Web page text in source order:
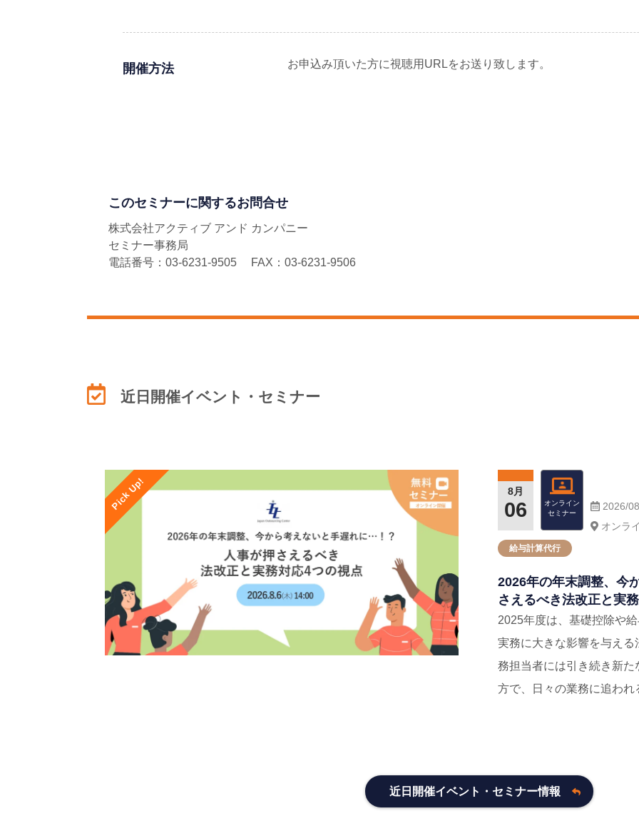
開催方法 お申込み頂いた方に視聴用URLをお送り致します。
このセミナーに関するお問合せ
株式会社アクティブ アンド カンパニー
セミナー事務局
電話番号：03-6231-9505 FAX：03-6231-9506
近日開催イベント・セミナー
Pick Up! 8月
06
オンライン
セミナー
2026/
オンラ
給与計算代⾏
2026年の年末調整、今
さえるべき法改正と実
2025年度は、基礎控除や
実務に大きな影響を与え
務担当者には引き続き新
方で、日々の業務に追われ
近日開催イベント・セミナー情報